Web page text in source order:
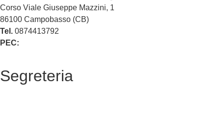
Corso Viale Giuseppe Mazzini, 1
86100 Campobasso (CB)
Tel. 0874413792
PEC:
Segreteria